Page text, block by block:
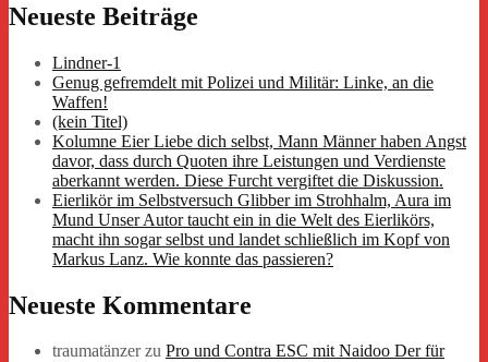
Neueste Beiträge
Lindner-1
Genug gefremdelt mit Polizei und Militär: Linke, an die
Waffen!
(kein Titel)
Kolumne Eier Liebe dich selbst, Mann Männer haben Angst
davor, dass durch Quoten ihre Leistungen und Verdienste
aberkannt werden. Diese Furcht vergiftet die Diskussion.
Eierlikör im Selbstversuch Glibber im Strohhalm, Aura im
Mund Unser Autor taucht ein in die Welt des Eierlikörs,
macht ihn sogar selbst und landet schließlich im Kopf von
Markus Lanz. Wie konnte das passieren?
Neueste Kommentare
traumatänzerzu Pro und Contra ESC mit Naidoo Der für